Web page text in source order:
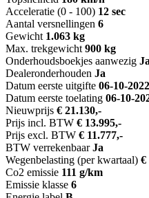
Acceleratie (0 - 100) 12 sec
Aantal versnellingen 6
Gewicht 1.063 kg
Max. trekgewicht 900 kg
Onderhoudsboekjes aanwezig Ja
Dealeronderhouden Ja
Datum eerste uitgifte 06-10-2022
Datum eerste toelating 06-10-
Nieuwprijs € 21.130,-
Prijs incl. BTW € 13.995,-
Prijs excl. BTW € 11.777,-
BTW verrekenbaar Ja
Wegenbelasting (per kwartaal) €
Co2 emissie 111 g/km
Emissie klasse 6